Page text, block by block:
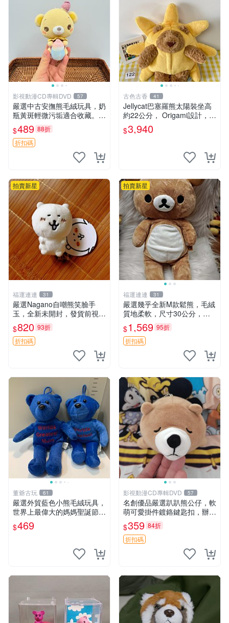
影視動漫CD專輯DVD 57
嚴選中古安撫熊毛絨玩具，奶
瓶黃斑輕微污垢適合收藏。默
認兩日發貨，全國快遞隨機派
送。 成色如圖可放心購買，
輕微瑕疵和臟污不影響使用。
安撫熊 中古玩偶 毛
$489 88折
折扣碼
古色古香 41
Jellycat巴塞羅熊太陽裝坐高
約22公分， Origami設計，來
自越南。嚴選 Recommendat
ion！巴塞羅、 Origami熊、J
$3,940
拍賣新星
福運連連 31
嚴選Nagano自嘲熊笑臉手
玉，全新未開封，發貨前視頻
確認，海南 廣西 貴州 嚴選N
agano自嘲熊笑臉手玉，全新
未開封，發貨前視頻確認，四
$820 93折
折扣碼
拍賣新星
福運連連 31
嚴選幾乎全新M款鬆熊，毛絨
質地柔軟，尺寸30公分，做
工精緻可愛，適合收藏或贈送
親友。中古使用痕跡，手感依
然優良。 鬆熊 嬰熊 毛玩偶
$1,569 95折
折扣碼
董爺古玩 61
嚴選外貿藍色小熊毛絨玩具，
世界上最偉大的媽媽聖誕節推
薦禮物 五角星 兒童玩具 母親
節
$469
影視動漫CD專輯DVD 57
名創優品嚴選趴趴熊公仔，軟
萌可愛掛件鍍鉻鍵匙扣，辦公
放松好選擇 趴趴熊 鍍鉻鍵匙
扣 萬用掛件
$359 84折
折扣碼